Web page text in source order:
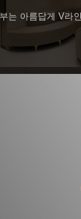
는 아름답게 V라